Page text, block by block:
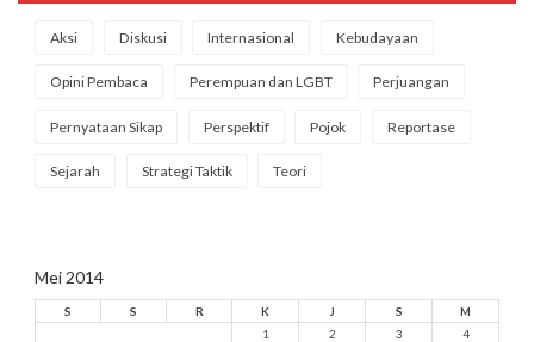
Aksi Diskusi Internasional Kebudayaan
Opini Pembaca Perempuan dan LGBT Perjuangan
Pernyataan Sikap Perspektif Pojok Reportase
Sejarah Strategi Taktik Teori
Mei 2014
S S R K J S
M
1
2 3
4